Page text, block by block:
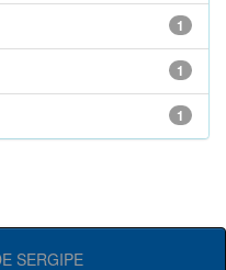
1
1
1
SERGIPE